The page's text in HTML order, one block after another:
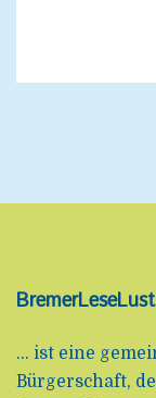
... ist eine
Bürgerschaft,